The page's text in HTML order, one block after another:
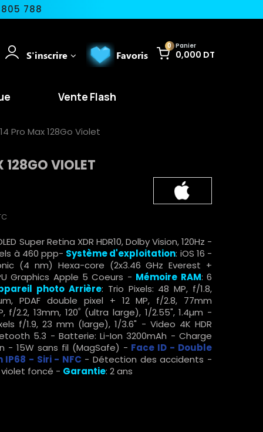
788
0 Panier
0,000 DT
Favoris
S'inscrire
Vente Flash
Pro Max 128Go Violet
128GO VIOLET
Super Retina XDR HDR10, Dolby Vision, 120Hz -
à 460 ppp- Système d'exploitation: iOS 16 -
(4 nm) Hexa-core (2x3.46 GHz Everest +
Graphics Apple 5 Coeurs - Mémoire RAM: 6
photo Arrière: Trio Pixels: 48 MP, f/1.8,
PDAF double pixel + 12 MP, f/2.8, 77mm
f/2.2, 13mm, 120˚ (ultra large), 1/2.55", 1.4µm -
f/1.9, 23 mm (large), 1/3.6" - Video 4K HDR
5.3 - Batterie: Li-Ion 3200mAh - Charge
- 15W sans fil (MagSafe) - Face ID - Double
- Siri - NFC - Détection des accidents -
violet foncé - Garantie: 2 ans